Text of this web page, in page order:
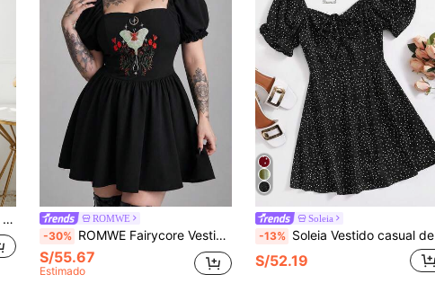
ROMWE
-30% ROMWE Fairycore Vestido corto de talla grande con bordado floral, cuello cuadrado y mangas abullonadas
S/55.67
Estimado
Soleia
-13% Soleia Vestido casual de manga corta con cuello de corazón, nudo delantero y estampado de lunares para mujer de talla grande
S/52.19